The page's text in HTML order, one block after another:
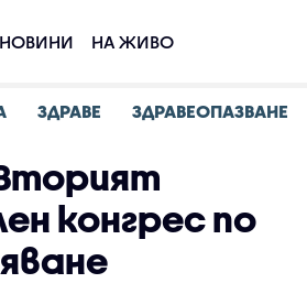
НОВИНИ НА ЖИВО
ЗДРАВЕ ЗДРАВЕОПАЗВАНЕ
конгрес по